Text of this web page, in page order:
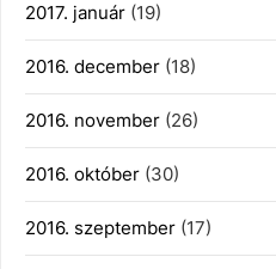
2017. január (19)
2016. december (18)
2016. november (26)
2016. október (30)
2016. szeptember (17)